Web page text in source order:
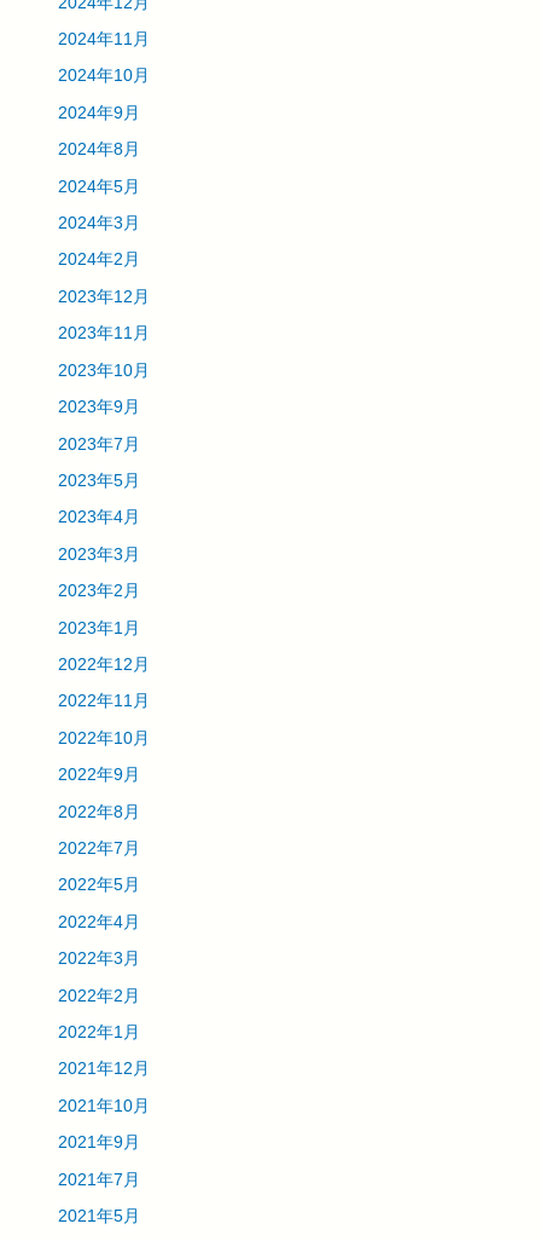
2024年11月
2024年10月
2024年9月
2024年8月
2024年5月
2024年3月
2024年2月
2023年12月
2023年11月
2023年10月
2023年9月
2023年7月
2023年5月
2023年4月
2023年3月
2023年2月
2023年1月
2022年12月
2022年11月
2022年10月
2022年9月
2022年8月
2022年7月
2022年5月
2022年4月
2022年3月
2022年2月
2022年1月
2021年12月
2021年10月
2021年9月
2021年7月
2021年5月